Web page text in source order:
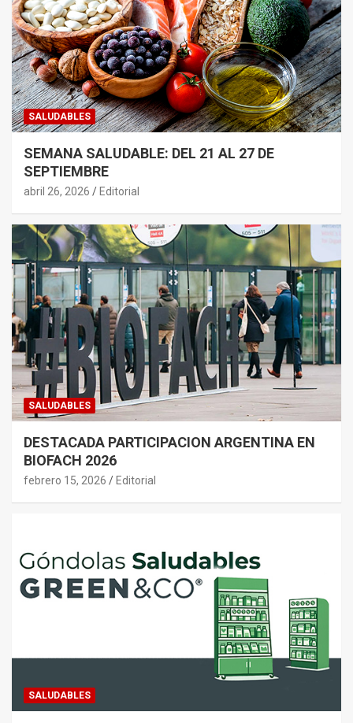
SALUDABLES
SEMANA SALUDABLE: DEL 21 AL 27 DE
SEPTIEMBRE
abril 26, 2026 Editorial
SALUDABLES
DESTACADA PARTICIPACION ARGENTINA EN
BIOFACH 2026
febrero 15, 2026 Editorial
SALUDABLES